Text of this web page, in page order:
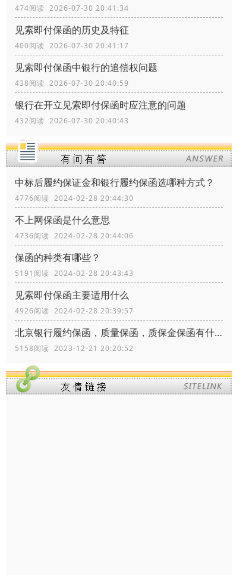
474阅读 2026-07-30 20:41:34
见索即付保函的历史及特征
400阅读 2026-07-30 20:41:17
见索即付保函中银行的追偿权问题
438阅读 2026-07-30 20:40:59
银行在开立见索即付保函时应注意的问题
432阅读 2026-07-30 20:40:43
中标后履约保证金和银行履约保函选哪种方式？
4776阅读 2024-02-28 20:44:30
不上网保函是什么意思
4736阅读 2024-02-28 20:44:06
保函的种类有哪些？
5191阅读 2024-02-28 20:43:43
见索即付保函主要适用什么
4926阅读 2024-02-28 20:39:57
北京银行履约保函，质量保函，质保金保函有什么区别？
5158阅读 2023-12-21 20:20:52